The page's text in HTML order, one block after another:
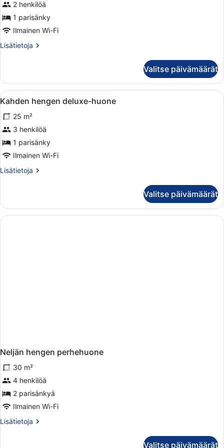
Kahden
hengen
premier-
kuvat
2 henkilöä
1 parisänky
Ilmainen Wi-Fi
Lisätietoja
Lisätietoja
premier-
huone
Valitse päivämäärät
Avaa
kaikki
huonetyypin
Kahden
hengen
deluxe-
kuvat
Makuuhuoneessa on suuri sänky,
3
Kahden hengen deluxe-huone
25 m²
3 henkilöä
1 parisänky
Ilmainen Wi-Fi
Lisätietoja
Lisätietoja
deluxe-
huone
Valitse päivämäärät
Neljän hengen perhehuone
30 m²
4 henkilöä
2 parisänkyä
Ilmainen Wi-Fi
Lisätietoja
Lisätietoja
Valitse päivämäärät